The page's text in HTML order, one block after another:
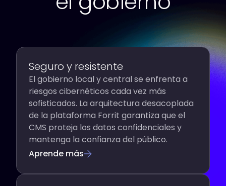
Seguro y resistente
El gobierno local y central se enfrenta a
riesgos cibernéticos cada vez más
sofisticados. La arquitectura desacoplada
de la plataforma Forrit garantiza que el
CMS proteja los datos confidenciales y
mantenga la confianza del público.
Aprende más